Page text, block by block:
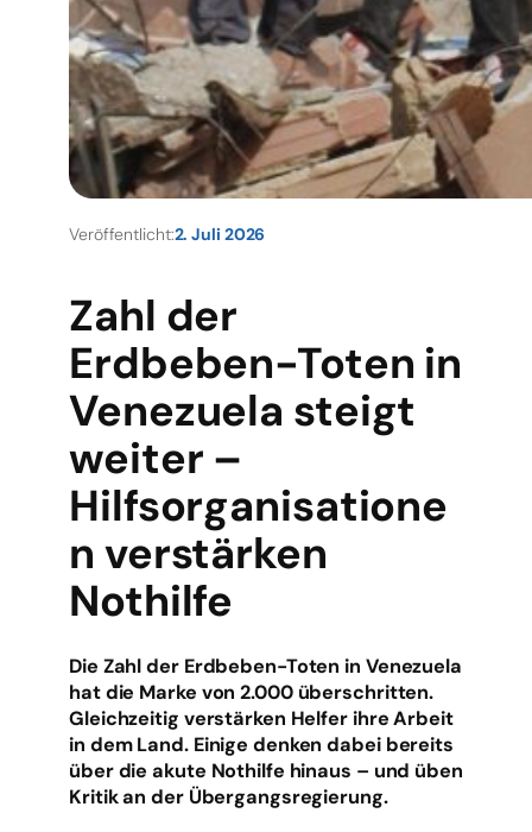
Veröffentlicht:2. Juli 2026
Zahl der
Erdbeben-Toten in
Venezuela steigt
weiter –
Hilfsorganisatione
n verstärken
Nothilfe
Die Zahl der Erdbeben-Toten in Venezuela
hat die Marke von 2.000 überschritten.
Gleichzeitig verstärken Helfer ihre Arbeit
in dem Land. Einige denken dabei bereits
über die akute Nothilfe hinaus – und üben
Kritik an der Übergangsregierung.